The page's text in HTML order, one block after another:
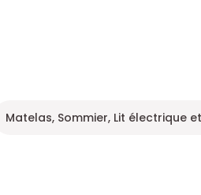
Matelas, Sommier, Lit électrique